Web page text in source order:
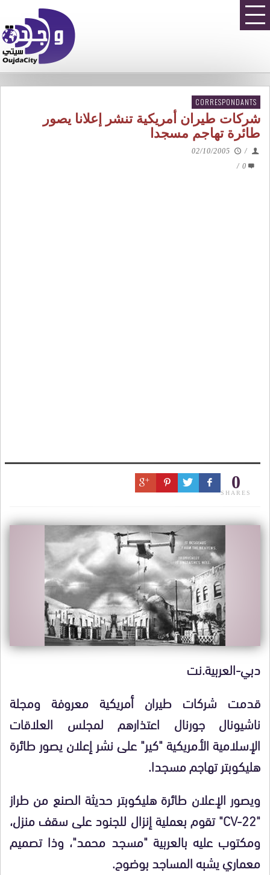
CORRESPONDANTS
شركات طيران أمريكية تنشر إعلانا يصور
طائرة تهاجم مسجدا
/
02/10/2005
0
/
0
SHARES
دبي-العربية.نت
قدمت شركات طيران أمريكية معروفة ومجلة
ناشيونال جورنال اعتذارهم لمجلس العلاقات
الإسلامية الأمريكية "كير" على نشر إعلان يصور طائرة
هليكوبتر تهاجم مسجدا.
ويصور الإعلان طائرة هليكوبتر حديثة الصنع من طراز
"CV-22" تقوم بعملية إنزال للجنود على سقف منزل،
ومكتوب عليه بالعربية "مسجد محمد"، وذا تصميم
معماري يشبه المساجد بوضوح.